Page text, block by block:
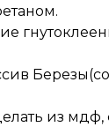
из мдф,